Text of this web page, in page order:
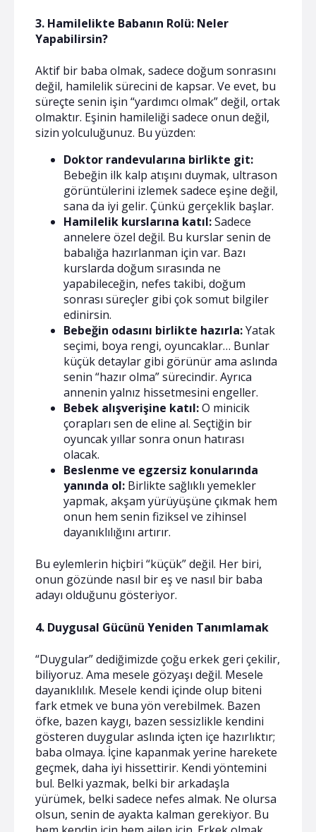
3. Hamilelikte Babanın Rolü: Neler
Yapabilirsin?
Aktif bir baba olmak, sadece doğum sonrasını
değil, hamilelik sürecini de kapsar. Ve evet, bu
süreçte senin işin “yardımcı olmak” değil, ortak
olmaktır. Eşinin hamileliği sadece onun değil,
sizin yolculuğunuz. Bu yüzden:
Doktor randevularına birlikte git:
Bebeğin ilk kalp atışını duymak, ultrason
görüntülerini izlemek sadece eşine değil,
sana da iyi gelir. Çünkü gerçeklik başlar.
Hamilelik kurslarına katıl:Sadece
annelere özel değil. Bu kurslar senin de
babalığa hazırlanman için var. Bazı
kurslarda doğum sırasında ne
yapabileceğin, nefes takibi, doğum
sonrası süreçler gibi çok somut bilgiler
edinirsin.
Bebeğin odasını birlikte hazırla:Yatak
seçimi, boya rengi, oyuncaklar… Bunlar
küçük detaylar gibi görünür ama aslında
senin “hazır olma” sürecindir. Ayrıca
annenin yalnız hissetmesini engeller.
Bebek alışverişine katıl:O minicik
çorapları sen de eline al. Seçtiğin bir
oyuncak yıllar sonra onun hatırası
olacak.
Beslenme ve egzersiz konularında
yanında ol: Birlikte sağlıklı yemekler
yapmak, akşam yürüyüşüne çıkmak hem
onun hem senin fiziksel ve zihinsel
dayanıklılığını artırır.
Bu eylemlerin hiçbiri “küçük” değil. Her biri,
onun gözünde nasıl bir eş ve nasıl bir baba
adayı olduğunu gösteriyor.
4. Duygusal Gücünü Yeniden Tanımlamak
“Duygular” dediğimizde çoğu erkek geri çekilir,
biliyoruz. Ama mesele gözyaşı değil. Mesele
dayanıklılık. Mesele kendi içinde olup biteni
fark etmek ve buna yön verebilmek. Bazen
öfke, bazen kaygı, bazen sessizlikle kendini
gösteren duygular aslında içten içe hazırlıktır;
baba olmaya. İçine kapanmak yerine harekete
geçmek, daha iyi hissettirir. Kendi yöntemini
bul. Belki yazmak, belki bir arkadaşla
yürümek, belki sadece nefes almak. Ne olursa
olsun, senin de ayakta kalman gerekiyor. Bu